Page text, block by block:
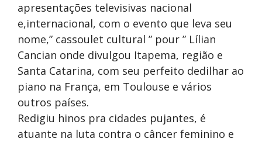
apresentações televisivas nacional
e,internacional, com o evento que leva seu
nome,” cassoulet cultural ” pour ” Lílian
Cancian onde divulgou Itapema, região e
Santa Catarina, com seu perfeito dedilhar ao
piano na França, em Toulouse e vários
outros países.
Redigiu hinos pra cidades pujantes, é
atuante na luta contra o câncer feminino e